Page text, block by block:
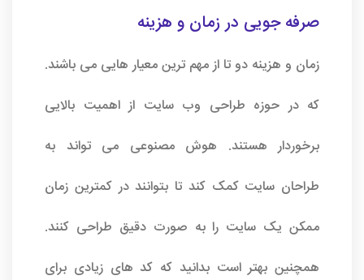
صرفه جویی در زمان و هزینه
زمان و هزینه دو تا از مهم ترین معیار هایی می باشند.
که در حوزه طراحی وب سایت از اهمیت بالایی
برخوردار هستند. هوش مصنوعی می تواند به
طراحان سایت کمک کند تا بتوانند در کمترین زمان
ممکن یک سایت را به صورت دقیق طراحی کنند.
همچنین بهتر است بدانید که کد های زیادی برای